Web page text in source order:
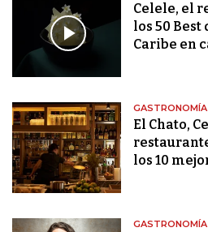
Celele, el
los 50
Caribe en
GASTRONOMÍA
El Chato,
los 10
GASTRONOMÍA